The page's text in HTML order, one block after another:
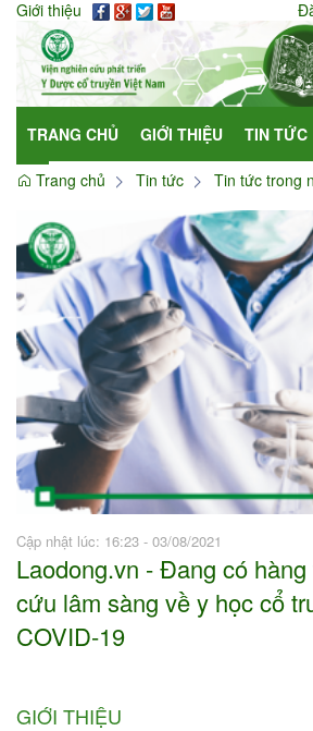
Giới thiệu
TRANG CHỦ GIỚI THIỆU TIN TỨC
Trang chủ
Tin tức Tin tức trong
Cập nhật lúc: 16:23 - 03/08/2021
Laodong.vn - Đang có
cứu lâm sàng về y học cổ
COVID-19
GIỚI THIỆU